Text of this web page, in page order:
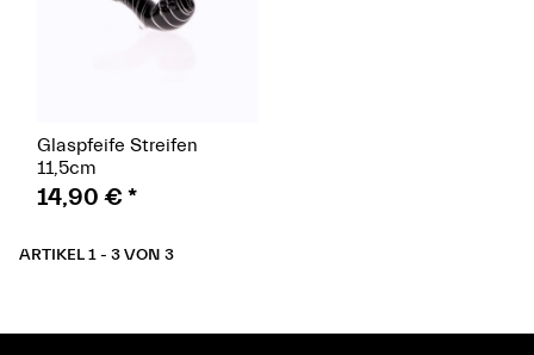
Glaspfeife Streifen
11,5cm
14,90 € *
ARTIKEL 1 - 3 VON 3